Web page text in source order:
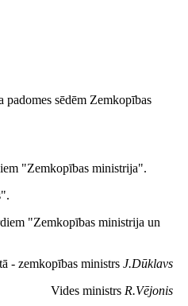
sēdēm Zemkopības
"Zemkopības ministrija".
"Zemkopības ministrija un
- zemkopības ministrs J.Dūklavs
Vides ministrs R.Vējonis